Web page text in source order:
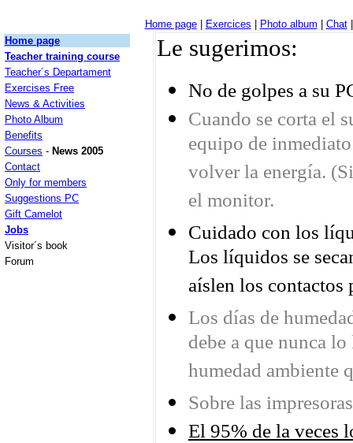
Home page| Exercices Photo album Chat|
Home page
Teacher training course
Teacher´s Departament
Exercises Free
News & Activities
Photo Album
Benefits
Courses - News 2005
Contact
Only for members
Suggestions PC
Gift Camelot
Jobs
Visitor´s book
Forum
Le sugerimos:
No de golpes a su
Cuando se corta el
equipo de
volver la energía.
el monitor.
Cuidado con los
Los líquidos se
aíslen los contactos
Los días de
debe a que nunca
humedad ambiente
Sobre las
El 95% de la veces